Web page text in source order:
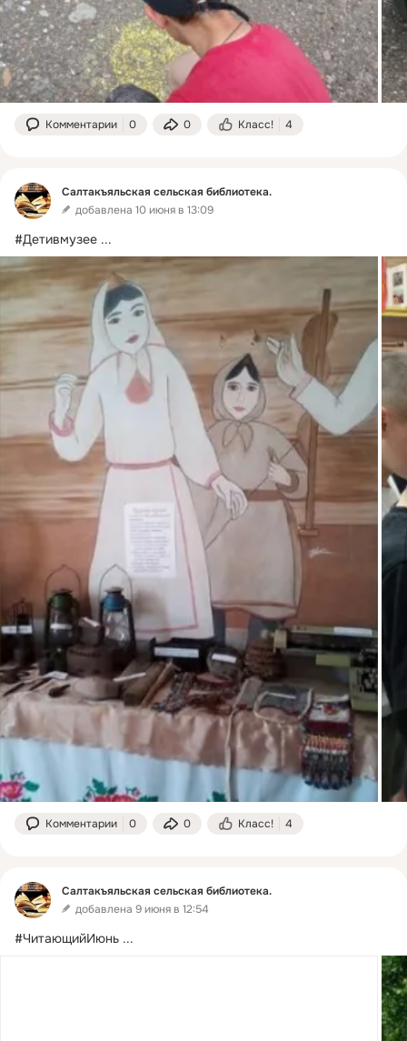
Комментарии 0 0 Класс! 4
Салтакъяльская сельская библиотека.
добавлена 10 июня в 13:09
#Детивмузее ...
Комментарии 0 0 Класс! 4
Салтакъяльская сельская библиотека.
добавлена 9 июня в 12:54
#ЧитающийИюнь ...